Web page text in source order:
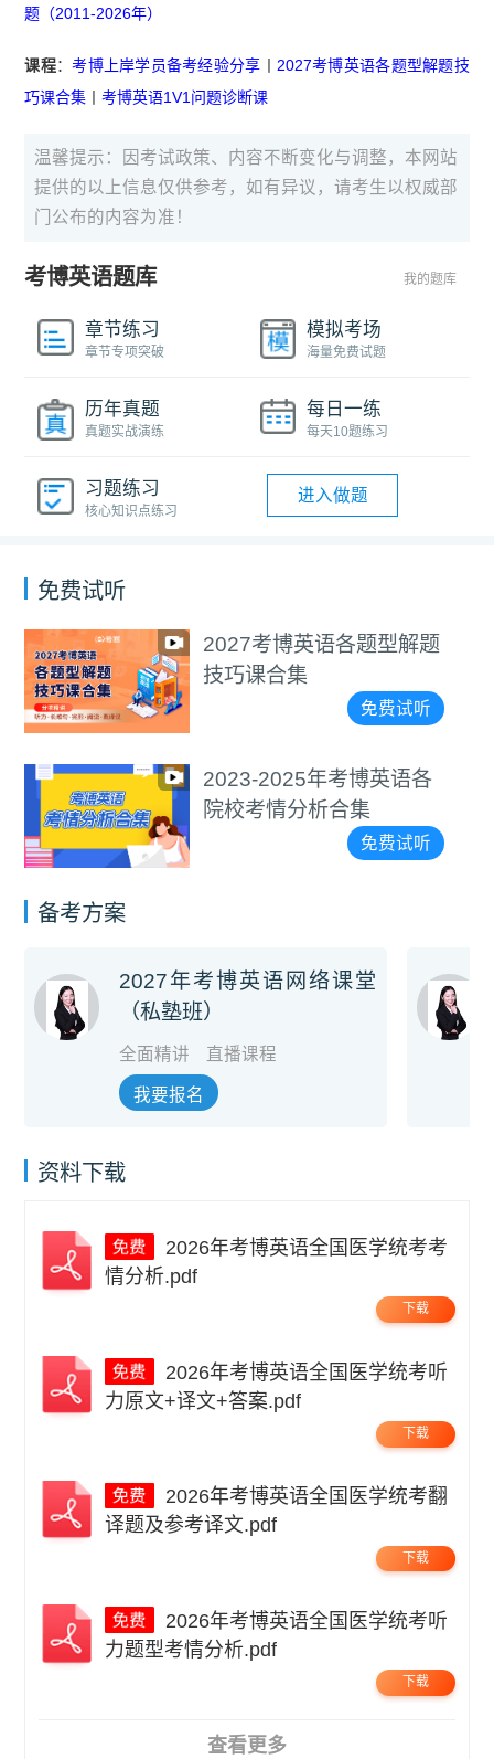
题（2011-2026年）
课程：考博上岸学员备考经验分享 丨 2027考博英语各题型解题技
巧课合集 丨考博英语1V1问题诊断课
温馨提示：因考试政策、内容不断变化与调整，本网站
提供的以上信息仅供参考，如有异议，请考生以权威部
门公布的内容为准！
考博英语题库 我的题库
章节练习
章节专项突破
模拟考场
海量免费试题
历年真题
真题实战演练
每日一练
每天10题练习
习题练习
核心知识点练习
进入做题
免费试听
题
医学考博4000+词汇
视频教程
通用考博4000+词汇
视频教程
备考方案
2027年考博英语网络课堂
（私塾班）
全面精讲 直播课程
我要报名
资料下载
情分析.pdf
下载
力原文+译文+答案.pdf
下载
译题及参考译文.pdf
下载
力题型考情分析.pdf
下载
查看更多